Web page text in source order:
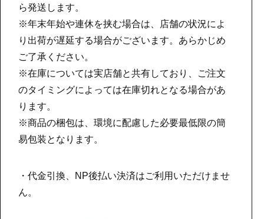
ら発送します。
※年末年始や連休を挟む場合は、店舗の状況によ
り出荷が遅延する場合がございます。あらかじめ
ご了承ください。
※在庫については実店舗と共有しており、ご注文
のタイミングによっては在庫切れとなる場合があ
ります。
※商品の梱包は、環境に配慮した必要最低限の簡
易包装となります。
・代金引換、NP後払い決済はご利用いただけませ
ん。